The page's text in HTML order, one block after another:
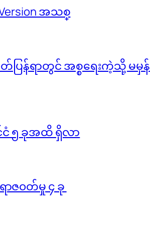
အသစ္
ရာတွင် အစ္စရေးကဲ့သို့ မမှန်၀
ငံ ၅ ခုအထိ ရှိလာ
ဇ၀တ်မှု ၄ ခု